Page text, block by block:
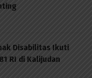
Disabilitas Ikuti
RI di Kalijudan